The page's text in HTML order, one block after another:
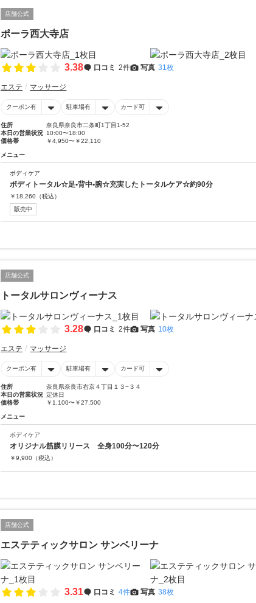
店舗公式
ポーラ西大寺店
3.38 口コミ 2件 写真 31枚
エステ マッサージ
クーポン有 駐車場有 カード可
住所
奈良県奈良市二条町1丁目1-52
本日の営業状況 10:00〜18:00
価格帯
￥4,950〜￥22,110
メニュー
ボディケア
ボディトータル☆足•背中•腕☆充実したトータルケア☆約90分
￥ 18,260 （税込）
販売中
店舗公式
トータルサロンヴィーナス
3.28 口コミ 2件 写真 10枚
エステ マッサージ
クーポン有 駐車場有 カード可
住所
奈良県奈良市右京４丁目１３−３４
本日の営業状況 定休日
価格帯
￥1,100〜￥27,500
メニュー
ボディケア
オリジナル筋膜リリース 全身100分〜120分
￥9,900 （税込）
店舗公式
エステティックサロン サンベリーナ
3.31 口コミ 4件 写真 38枚